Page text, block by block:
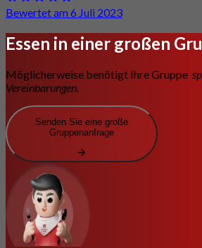
Bewertet am 6 Juli 2023
Essen in einer großen
Möglicherweise benötigt Ihre Gruppe
Vereinbarungen.
Senden Sie eine große
Gruppenanfrage